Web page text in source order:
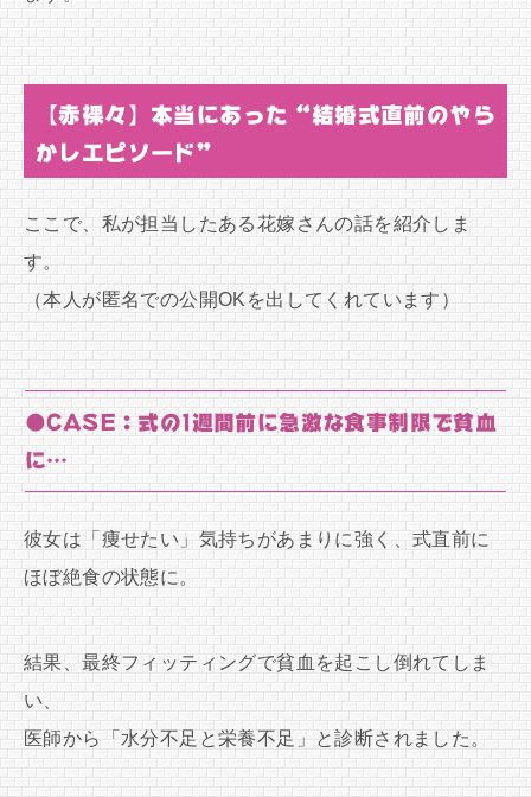
【赤裸々】本当にあった“結婚式直前のやら
かしエピソード”
ここで、私が担当したある花嫁さんの話を紹介しま
す。
（本人が匿名での公開OKを出してくれています）
●CASE：式の1週間前に急激な食事制限で貧血
に…
彼女は「痩せたい」気持ちがあまりに強く、式直前に
ほぼ絶食の状態に。
結果、最終フィッティングで貧血を起こし倒れてしま
い、
医師から「水分不足と栄養不足」と診断されました。